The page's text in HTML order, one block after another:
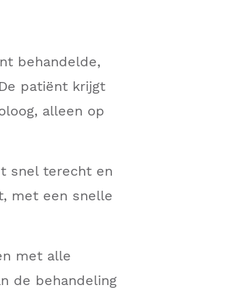
behandelde,
patiënt krijgt
alleen op
snel terecht en
met een snelle
met alle
de behandeling